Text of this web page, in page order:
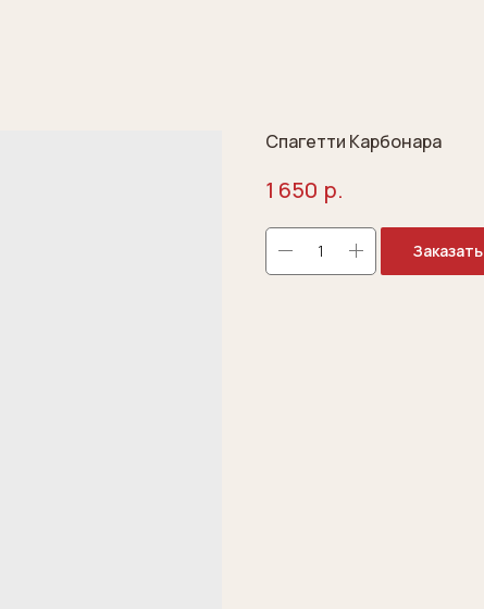
Спагетти Карбонара
1 650 р.
Заказать